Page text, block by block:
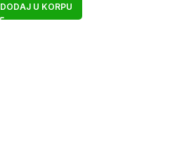
DODAJ U KORPU